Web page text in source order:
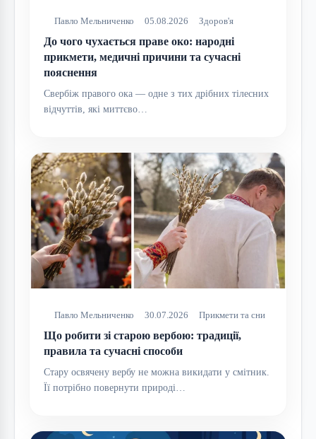
Павло Мельниченко 05.08.2026 Здоров'я
До чого чухається праве око: народні
прикмети, медичні причини та сучасні
пояснення
Свербіж правого ока — одне з тих дрібних тілесних
відчуттів, які миттєво…
Павло Мельниченко 30.07.2026 Прикмети та сни
Що робити зі старою вербою: традиції,
правила та сучасні способи
Стару освячену вербу не можна викидати у смітник.
Її потрібно повернути природі…